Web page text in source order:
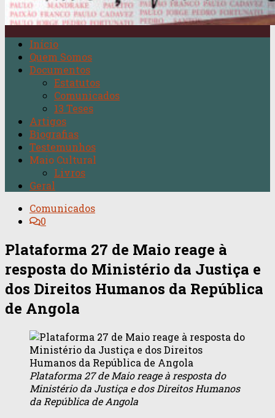
Início
Quem Somos
Documentos
Estatutos
Comunicados
13 Teses
Artigos
Biografias
Testemunhos
Maio Cultural
Livros
Geral
Comunicados
0
Plataforma 27 de Maio reage à
resposta do Ministério da Justiça e
dos Direitos Humanos da República
de Angola
Plataforma 27 de Maio reage à resposta do
Ministério da Justiça e dos Direitos Humanos
da República de Angola